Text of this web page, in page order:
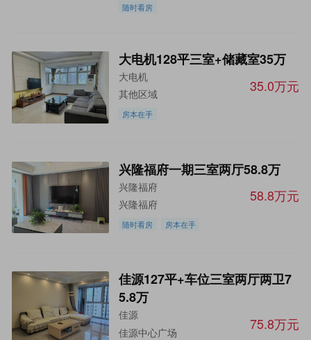
随时看房
大电机128平三室+储藏室35万
大电机
其他区域
35.0万元
房本在手
兴隆福府一期三室两厅58.8万
兴隆福府
兴隆福府
58.8万元
随时看房 房本在手
佳源127平+车位三室两厅两卫7
5.8万
佳源
佳源中心广场
75.8万元